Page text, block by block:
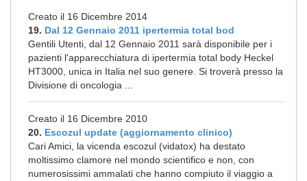
Creato il 16 Dicembre 2014
19. Dal 12 Gennaio 2011 ipertermia total bod
Gentili Utenti, dal 12 Gennaio 2011 sarà disponibile per i
pazienti l'apparecchiatura di ipertermia total body Heckel
HT3000, unica in Italia nel suo genere. Si troverà presso la
Divisione di oncologia ...
Creato il 16 Dicembre 2010
20. Escozul update (aggiornamento clinico)
Cari Amici, la vicenda escozul (vidatox) ha destato
moltissimo clamore nel mondo scientifico e non, con
numerosissimi ammalati che hanno compiuto il viaggio a